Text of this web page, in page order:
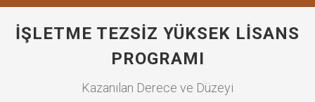
İŞLETME TEZSIZ YÜKSEK LISANS
PROGRAMI
Kazanılan Derece ve Düzeyi